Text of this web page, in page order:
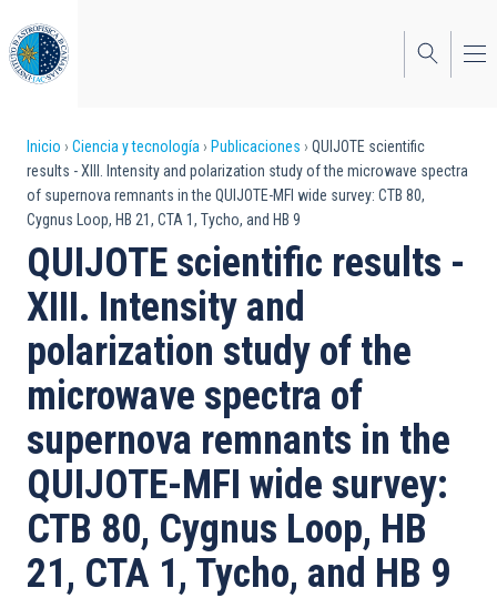
al
contenido
principal
Sobrescribir
enlaces
de
ayuda
a
la
navegación
Inicio Ciencia y tecnología Publicaciones
QUIJOTE scientific
results - XIII. Intensity and polarization study of the microwave spectra
of supernova remnants in the QUIJOTE-MFI wide survey: CTB 80,
Cygnus Loop, HB 21, CTA 1, Tycho, and HB 9
QUIJOTE scientific results -
XIII. Intensity and
polarization study of the
microwave spectra of
supernova remnants in the
QUIJOTE-MFI wide survey:
CTB 80, Cygnus Loop, HB
21, CTA 1, Tycho, and HB 9